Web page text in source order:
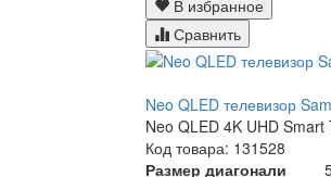
В избранное
Сравнить
Neo QLED телевизор
Neo QLED 4K UHD Smart
Код товара: 131528
Размер диагонали